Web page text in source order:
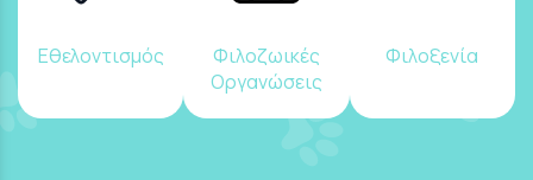
Εθελοντισμός
Φιλοζωικές
Οργανώσεις
Φιλοξενία